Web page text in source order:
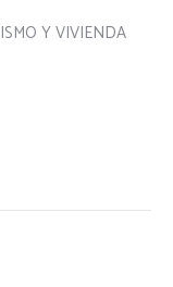
Y VIVIENDA